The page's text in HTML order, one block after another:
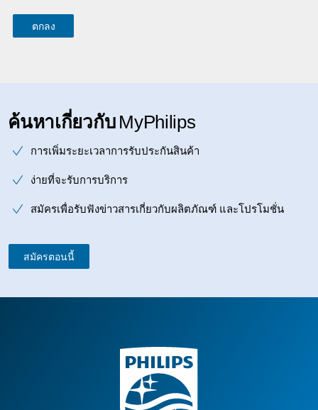
ค้นหาเกี่ยวกับ MyPhilips
การเพิ่มระยะเวลาการรับประกันสินค้า
ง่ายที่จะรับการบริการ
สมัครเพื่อรับฟังข่าวสารเกี่ยวกับผลิตภัณฑ์ และโปรโมชั่น
สมัครตอนนี้